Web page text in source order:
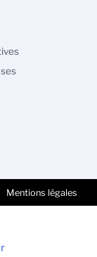
Mentions légales